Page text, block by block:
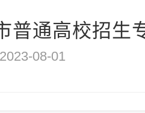
普通高校招生
2023-08-01